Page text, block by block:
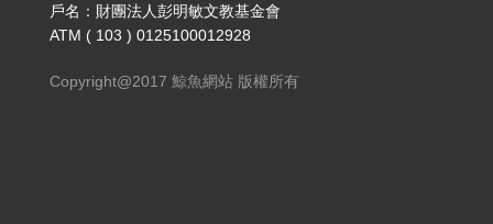
戶名：財團法人彭明敏文教基金會
ATM ( 103 ) 0125100012928
Copyright@2017 鯨魚網站 版權所有